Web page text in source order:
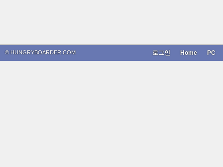
© HUNGRYBOARDER.COM PC
Home
로그인